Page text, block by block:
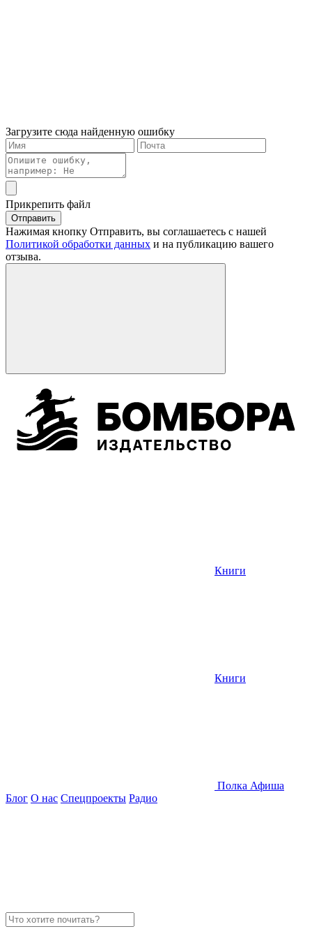
Загрузите сюда найденную ошибку
Прикрепить файл
Отправить
Нажимая кнопку Отправить, вы соглашаетесь с нашей
Политикой обработки данных и на публикацию вашего
отзыва.
Книги
Книги
Полка Афиша
Блог О нас Спецпроекты Радио